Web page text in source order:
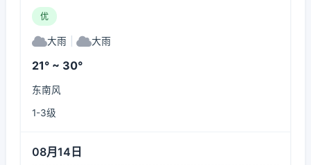
优
大雨 大雨
21° ~ 30°
东南风
1-3级
08月14日